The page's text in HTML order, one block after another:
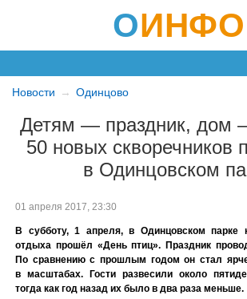
ОИНФО
Новости Одинцово
Детям — праздник, дом
50 новых скворечников
в Одинцовском
01 апреля 2017, 23:30
В субботу, 1 апреля, в Одинцовском парке
отдыха прошёл «День птиц». Праздник
По сравнению с прошлым годом он стал
в масштабах. Гости развесили около
тогда как год назад их было в два раза меньше.